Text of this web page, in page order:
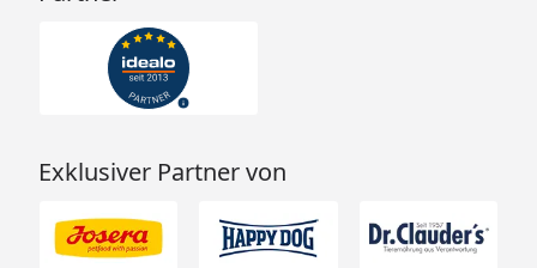
Exklusiver Partner von